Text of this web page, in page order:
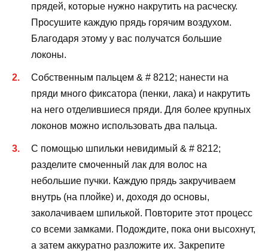
прядей, которые нужно накрутить на расческу.
Просушите каждую прядь горячим воздухом.
Благодаря этому у вас получатся большие
локоны.
Собственным пальцем & # 8212; нанести на
пряди много фиксатора (пенки, лака) и накрутить
на него отделившиеся пряди. Для более крупных
локонов можно использовать два пальца.
С помощью шпильки невидимый & # 8212;
разделите смоченный лак для волос на
небольшие пучки. Каждую прядь закручиваем
внутрь (на плойке) и, доходя до основы,
заколачиваем шпилькой. Повторите этот процесс
со всеми замками. Подождите, пока они высохнут,
а затем аккуратно разложите их. Закрепите